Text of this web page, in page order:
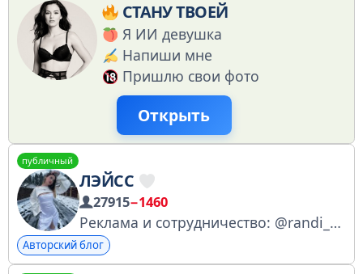
СТАНУ ТВОЕЙ
Я ИИ девушка
Напиши мне
Пришлю свои фото
Открыть
публичный
ЛЭЙСС
27915−1460
Реклама и сотрудничество: @randi_agent2 @sheikhto Ркн: 4857023991
Авторский блог